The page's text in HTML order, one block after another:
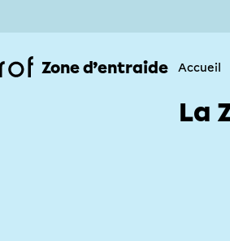
Zone d’entraide Accueil
La